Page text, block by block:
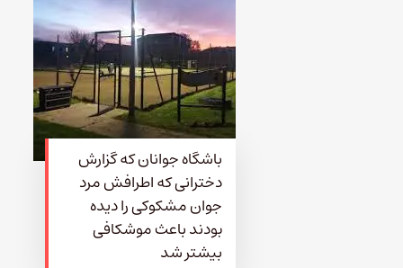
باشگاه جوانان که گزارش
دخترانی که اطرافش مرد
جوان مشکوکی را دیده
بودند باعث موشکافی
بیشتر شد